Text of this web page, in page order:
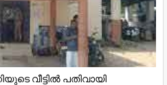
വീട്ടിൽ പതിവായി